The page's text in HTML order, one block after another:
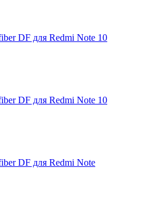
DF для Redmi Note 10
DF для Redmi Note 10
DF для Redmi Note